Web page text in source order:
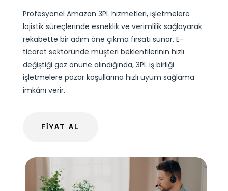
Profesyonel Amazon 3PL hizmetleri, işletmelere
lojistik süreçlerinde esneklik ve verimlilik sağlayarak
rekabette bir adım öne çıkma fırsatı sunar. E-
ticaret sektöründe müşteri beklentilerinin hızlı
değiştiği göz önüne alındığında, 3PL iş birliği
işletmelere pazar koşullarına hızlı uyum sağlama
imkânı verir.
FİYAT AL